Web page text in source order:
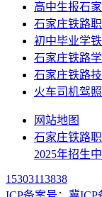
高中生报石
石家庄铁路
初中毕业学
石家庄铁路
石家庄铁路
火车司机驾
网站地图
石家庄铁路
2025年招生
15303113838